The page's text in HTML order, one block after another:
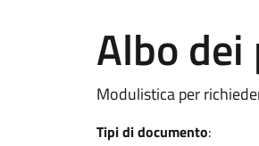
Albo
Modulistica per
Tipi di documento: